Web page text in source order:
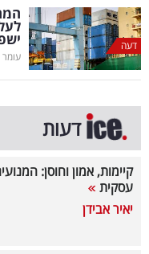
מדדים
ומחקרים
דעות
רכילות
עסקית
קריפטו
ויראלי
דעה
עומר
דעות
קיימות, אמון וחוסן:
עסקית
יאיר אבידן